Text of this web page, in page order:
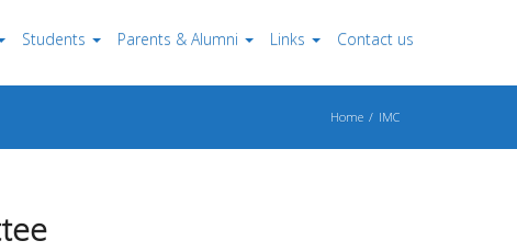
Students Parents & Alumni Links Contact us
Home IMC